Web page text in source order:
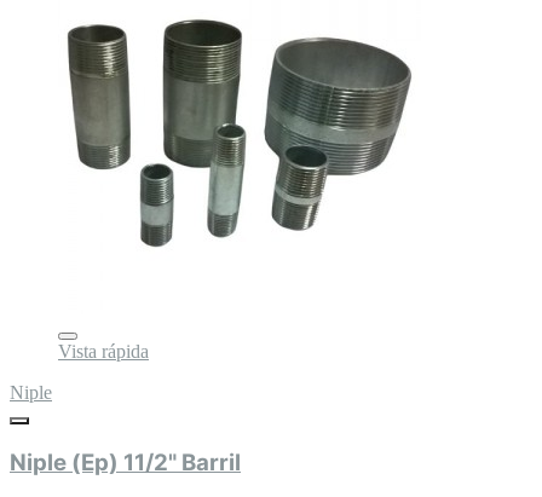
Vista rápida
Niple
Niple (Ep) 11/2" Barril